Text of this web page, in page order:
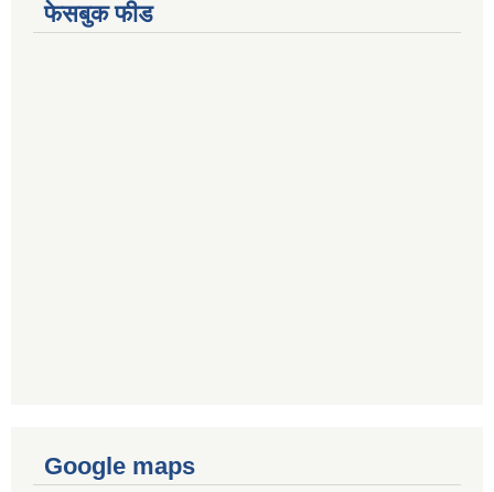
फेसबुक फीड
Google maps